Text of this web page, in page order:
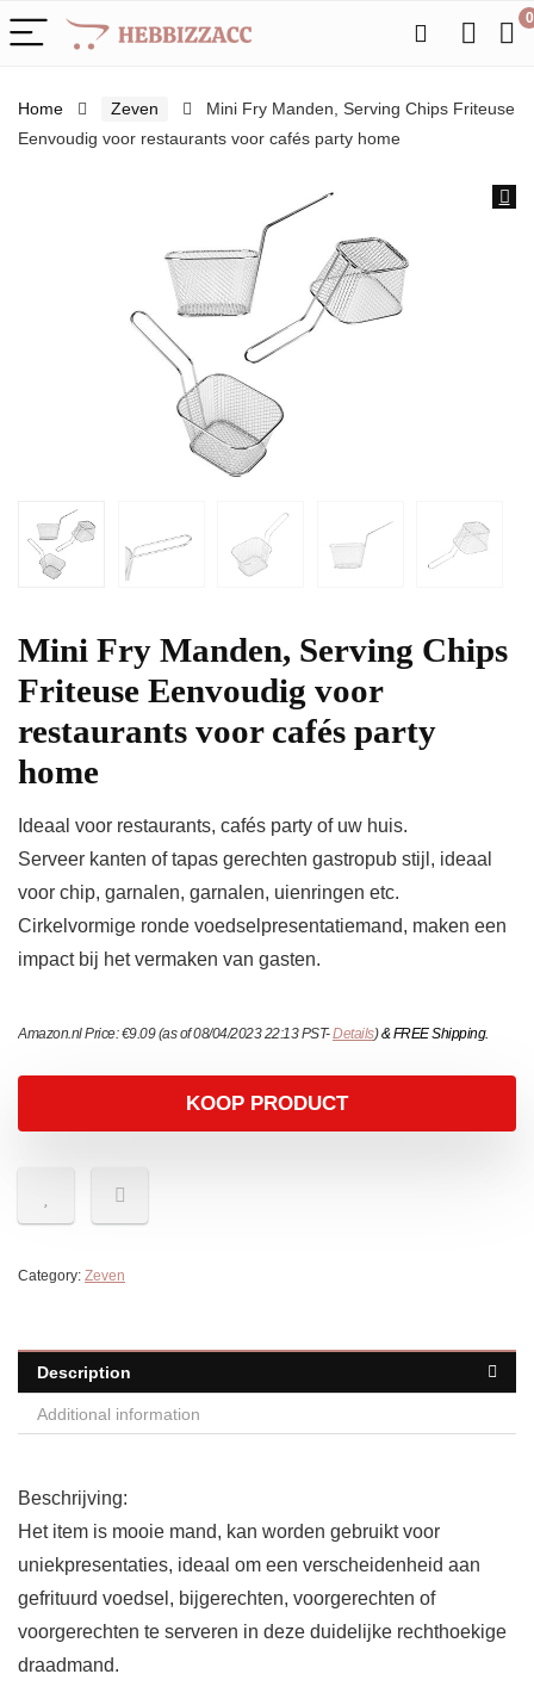
0
Home Zeven
Mini Fry Manden, Serving Chips Friteuse
Eenvoudig voor restaurants voor cafés party home
Mini Fry Manden, Serving Chips
Friteuse Eenvoudig voor
restaurants voor cafés party
home
Ideaal voor restaurants, cafés party of uw huis.
Serveer kanten of tapas gerechten gastropub stijl, ideaal
voor chip, garnalen, garnalen, uienringen etc.
Cirkelvormige ronde voedselpresentatiemand, maken een
impact bij het vermaken van gasten.
Amazon.nl Price:€9.09(as of 08/04/2023 22:13 PST-Details)&FREE Shipping.
KOOP PRODUCT
Category: Zeven
Description
Additional information
Beschrijving:
Het item is mooie mand, kan worden gebruikt voor
uniekpresentaties, ideaal om een verscheidenheid aan
gefrituurd voedsel, bijgerechten, voorgerechten of
voorgerechten te serveren in deze duidelijke rechthoekige
draadmand.